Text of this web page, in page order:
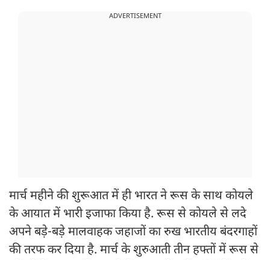
ADVERTISEMENT
मार्च महीने की शुरूआत में ही भारत ने रूस के साथ कोयले
के आयात में भारी इजाफा किया है. रूस से कोयले से लदे
अपने बड़े-बड़े मालवाहक जहाजों का रुख भारतीय बंदरगाहों
की तरफ कर दिया है. मार्च के शुरुआती तीन हफ्तों में रूस से